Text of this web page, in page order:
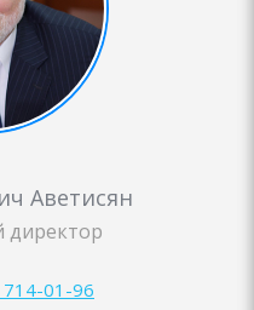
Аветисян
директор
01-96